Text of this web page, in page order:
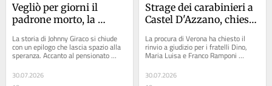
Vegliò per giorni il
padrone morto, la
adottata dai vicini di
casa: «Salvata dal
La storia di Johnny Giraco si chiude
con un epilogo che lascia spazio alla
speranza. Accanto al pensionato
spagnolo di 70 anni, trovato senza
vita...
30.07.2026
Strage dei carabinieri a
Castel D'Azzano, chiesto
Ramponi
La procura di Verona ha chiesto il
rinvio a giudizio per i fratelli Dino,
Maria Luisa e Franco Ramponi
accusati della strage per la morte di
tre...
30.07.2026